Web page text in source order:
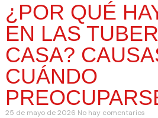
¿POR QUÉ
EN LAS
CASA?
CUÁNDO
25 de mayo de 2026 No hay comentarios